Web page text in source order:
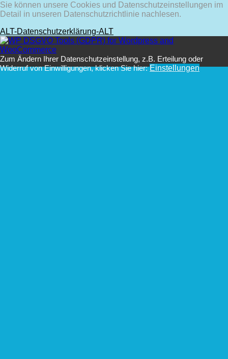
Sie können unsere Cookies und Datenschutzeinstellungen im
Detail in unseren Datenschutzrichtlinie nachlesen.
ALT-Datenschutzerklärung-ALT
Zum Ändern Ihrer Datenschutzeinstellung, z.B. Erteilung oder
Widerruf von Einwilligungen, klicken Sie hier:Einstellungen